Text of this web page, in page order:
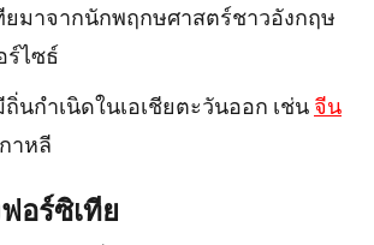
ยมาจากนักพฤกษศาสตร์ชาวอังกฤษ
ร์ไซธ์
นกำเนิดในเอเชียตะวันออก เช่น จีน
าหลี
อร์ซิเทีย